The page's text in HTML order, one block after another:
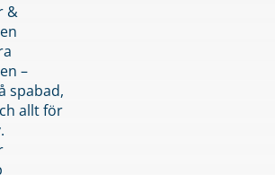
&
–
spabad,
allt för